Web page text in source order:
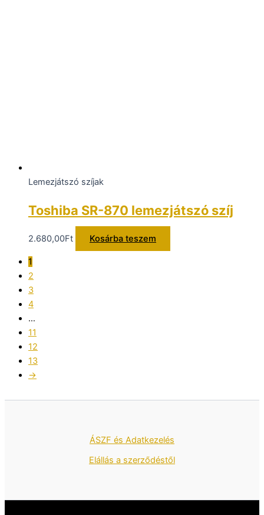
Lemezjátszó szíjak
Toshiba SR-870 lemezjátszó szíj
2.680,00Ft Kosárba teszem
1
2
3
4
…
11
12
13
→
ÁSZF és Adatkezelés
Elállás a szerződéstől